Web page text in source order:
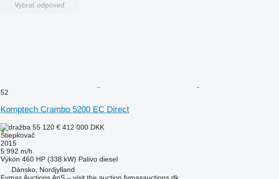
Vybrať odpoveď
52
Komptech Crambo 5200 EC Direct
55 120 € 412 000 DKK
Štiepkovač
2015
5 992 m/h
Výkon 460 HP (338 kW) Palivo diesel
Dánsko, Nordjylland